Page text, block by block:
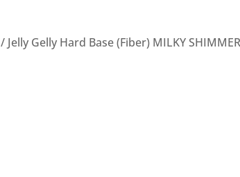
/ Jelly Gelly Hard Base (Fiber) MILKY